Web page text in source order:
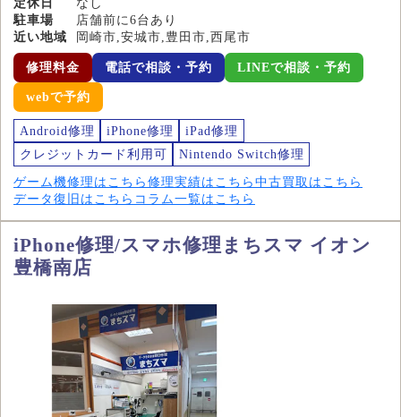
定休日
なし
駐車場
店舗前に6台あり
近い地域
岡崎市,安城市,豊田市,西尾市
修理料金 電話で相談・予約 LINEで相談・予約
webで予約
Android修理 iPhone修理
iPad修理
クレジットカード利用可
Nintendo Switch修理
ゲーム機修理はこちら 修理実績はこちら 中古買取はこちら
データ復旧はこちら コラム一覧はこちら
iPhone修理/スマホ修理まちスマ イオン
豊橋南店